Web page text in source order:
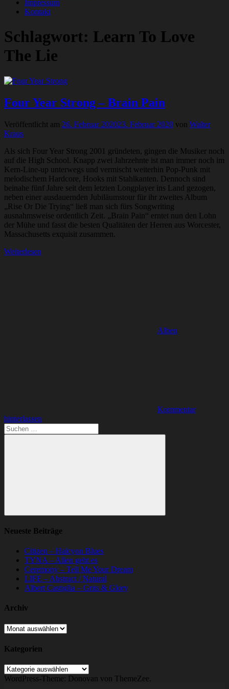
Impressum
Kontakt
Schlagwort: Learn To Love
The Lie
Four Year Strong – Brain Pain
Veröffentlicht am 26. Februar 202023. Februar 2020 von Walter
Kraus
Als sich Four Year Strong 2001 gründeten, gingen die Musiker noch
auf die High School. Knapp zwei Jahrzehnte ist man immer noch im
Kern-Line-up unterwegs und vermischt weiterhin Pop-Punk mit
melodischem Hardcore, Hooks mit Stahlkanten. Dennoch sind
beinahe fünf Jahre seit dem letzten Longplayer ins Land gezogen,
neben einer ausdauernden Jubiläumstour für ihr zweites Album
„Rise Or Die Trying“ ließ man sich fürs Songwriting
ausnahmsweise ordentlich Zeit. „Brain Pain“ erntet nun den Lohn
der Mühe und fasst die besten Qualitäten der Herren aus Worcester,
Massachusetts exquisit zusammen.
Weiterlesen
Alben
Kommentar
hinterlassen
Suchen
nach:
Suchen
Neueste Beiträge
Citizen – Halcyon Blues
TYNA – Allen geht es
Ceremony – Tell Me Your Dream
LIFE – Abstract / Natural
Albert Castiglia – Grits & Glory
Archiv
Archiv
Kategorien
Kategorien
WordPress-Theme: Donovan von ThemeZee.